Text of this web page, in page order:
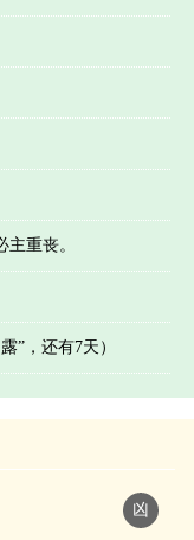
重丧。
”，还有7天）
凶